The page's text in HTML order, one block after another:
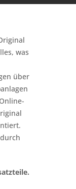
was
über